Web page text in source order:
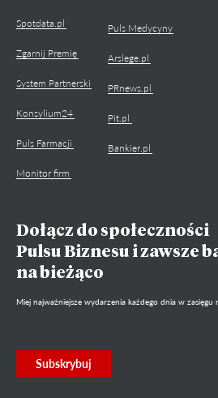
Spotdata.pl
Zgarnij Premię
System Partnerski
Konsylium24
Puls Farmacji
Monitor firm
Puls Medycyny
Arslege.pl
PRnews.pl
Pit.pl
Bankier.pl
Dołącz do społeczności
Pulsu Biznesu i zawsze
na bieżąco
Miej najważniejsze wydarzenia każdego dnia w zasięgu
Subskrybuj